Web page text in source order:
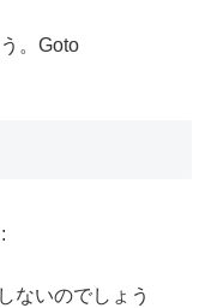
。Goto
ないのでしょう